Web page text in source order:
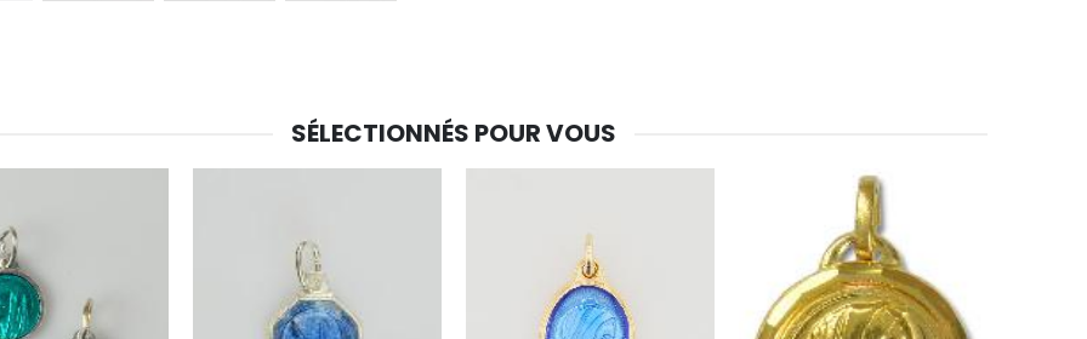
€10.00 €7.00
€6.00 Une bougie 150 gr et votre Prière déposées à Lourdes
SÉLECTIONNÉS POUR VOUS